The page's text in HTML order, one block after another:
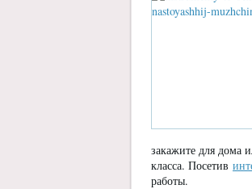
закажите для дома
класса. Посетив
работы.